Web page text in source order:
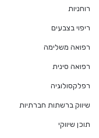
רוחניות
ריפוי בצבעים
רפואה משלימה
רפואה סינית
רפלקסולוגיה
שיווק ברשתות חברתיות
תוכן שיווקי